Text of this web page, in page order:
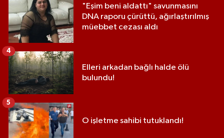
"Eşim beni aldattı" savunmasını
DNA raporu çürüttü, ağırlaştırılmış
müebbet cezası aldı
Elleri arkadan bağlı halde ölü
bulundu!
4
O işletme sahibi tutuklandı!
5